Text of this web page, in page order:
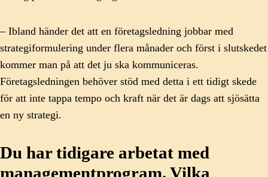
– Ibland händer det att en företagsledning jobbar med
strategiformulering under flera månader och först i slutskedet
kommer man på att det ju ska kommuniceras.
Företagsledningen behöver stöd med detta i ett tidigt skede
för att inte tappa tempo och kraft när det är dags att sjösätta
en ny strategi.
Du har tidigare arbetat med
managementprogram. Vilka